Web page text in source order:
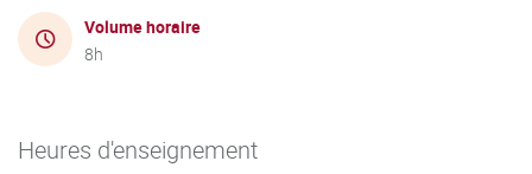
Volume horaire
8h
Heures d'enseignement